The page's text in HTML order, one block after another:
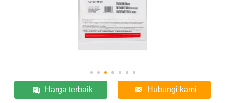
Harga terbaik Hubungi kami